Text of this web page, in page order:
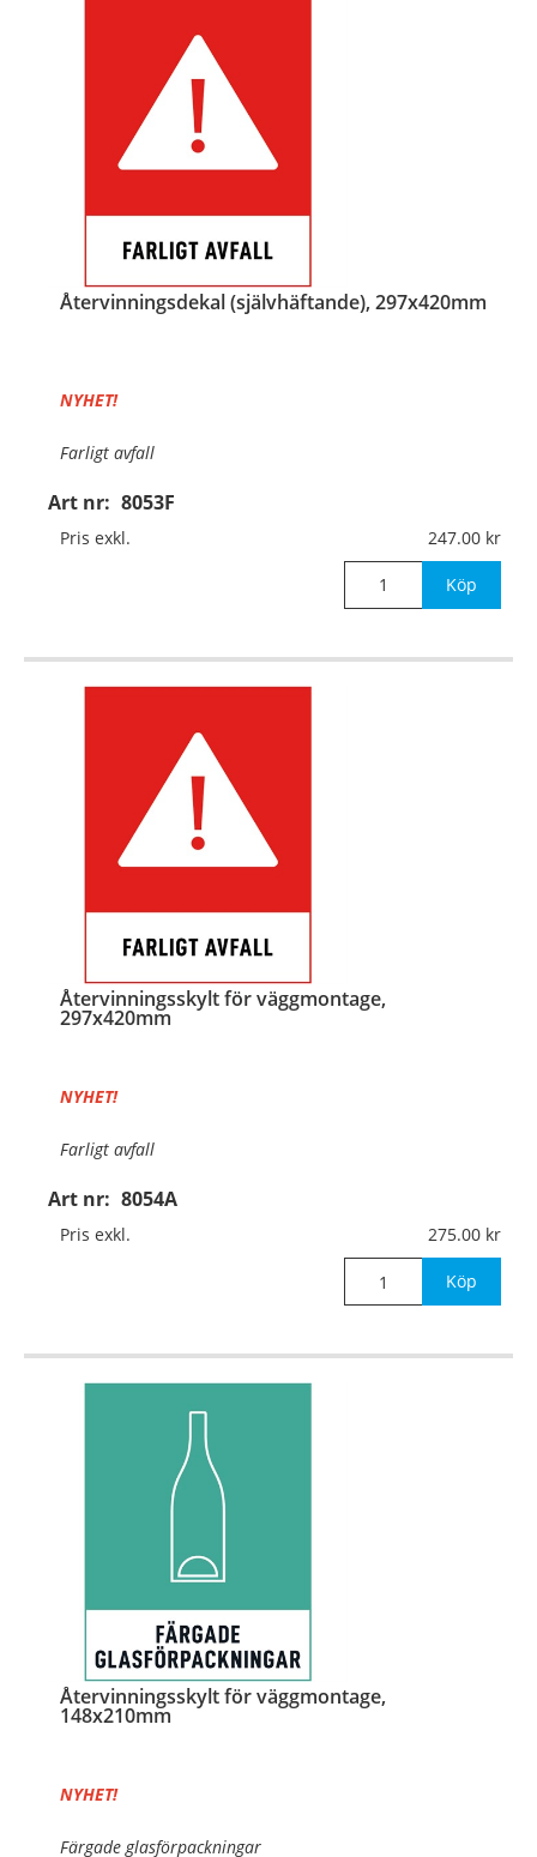
Återvinningsdekal (självhäftande), 297x420mm
Art nr: 8053F
NYHET!
Farligt avfall
Material:Självhäftande folie
Pris exkl. 247.00
Köp
Återvinningsskylt för väggmontage,
297x420mm
Art nr: 8054A
NYHET!
Farligt avfall
Material:Aluminium, 0,7mm (väggmontage)
Pris exkl. 275.00
Köp
Återvinningsskylt för väggmontage,
148x210mm
NYHET!
Färgade glasförpackningar